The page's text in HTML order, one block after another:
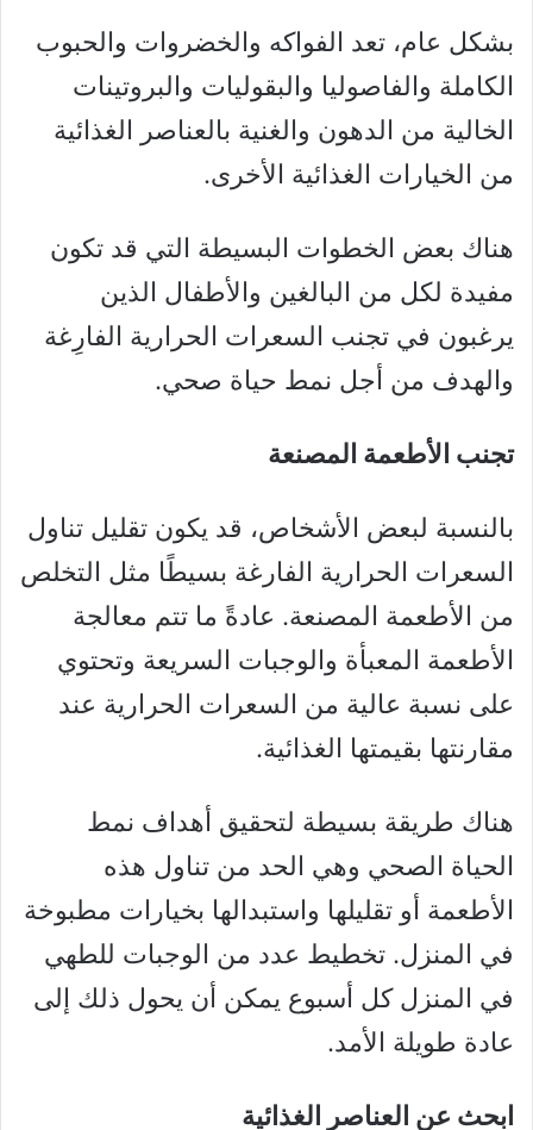
بشكل عام، تعد الفواكه والخضروات والحبوب
الكاملة والفاصوليا والبقوليات والبروتينات
الخالية من الدهون والغنية بالعناصر الغذائية
من الخيارات الغذائية الأخرى.
هناك بعض الخطوات البسيطة التي قد تكون
مفيدة لكل من البالغين والأطفال الذين
يرغبون في تجنب السعرات الحرارية الفارِغة
والهدف من أجل نمط حياة صحي.
تجنب الأطعمة المصنعة
بالنسبة لبعض الأشخاص، قد يكون تقليل تناول
السعرات الحرارية الفارغة بسيطًا مثل التخلص
من الأطعمة المصنعة. عادةً ما تتم معالجة
الأطعمة المعبأة والوجبات السريعة وتحتوي
على نسبة عالية من السعرات الحرارية عند
مقارنتها بقيمتها الغذائية.
هناك طريقة بسيطة لتحقيق أهداف نمط
الحياة الصحي وهي الحد من تناول هذه
الأطعمة أو تقليلها واستبدالها بخيارات مطبوخة
في المنزل. تخطيط عدد من الوجبات للطهي
في المنزل كل أسبوع يمكن أن يحول ذلك إلى
عادة طويلة الأمد.
ابحث عن العناصر الغذائية